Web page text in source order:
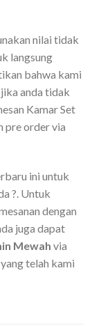
nilai tidak
langsung
bahwa kami
anda tidak
Kamar Set
pre order via
ini untuk
?. Untuk
dengan
juga dapat
Mewah via
telah kami